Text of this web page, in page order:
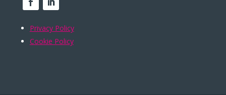
Privacy Policy
Cookie Policy